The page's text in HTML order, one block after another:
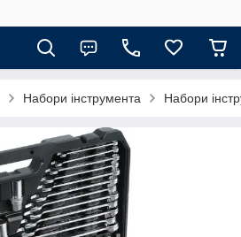
Набори інструмента Набори